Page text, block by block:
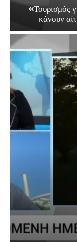
«Τουρισμός
κάνουν